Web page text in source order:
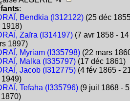
:
Bendkia (I312122)(25 déc
1918)
Zaïra (I314197)(7 avr 1858 - 14
1897)
Myriam (I335798)(22 mars
Malka (I335797)(17 déc 1861)
Jacob (I312775)(4 fév 1865 -
1949)
Tefaha (I335796)(9 juil 1868 - 5